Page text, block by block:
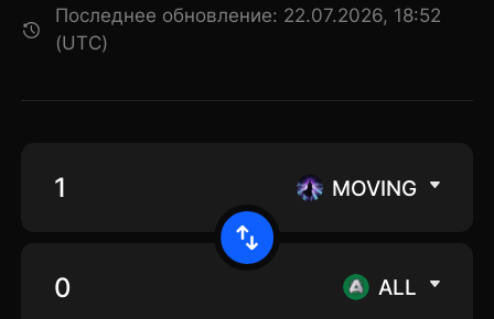
Последнее обновление: 22.07.2026, 18:52
(UTC)
MOVING
ALL